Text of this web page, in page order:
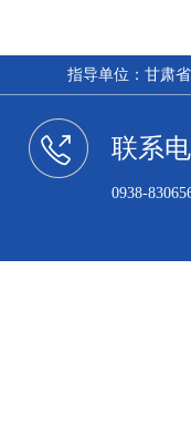
指导单位：甘肃
联系
0938-